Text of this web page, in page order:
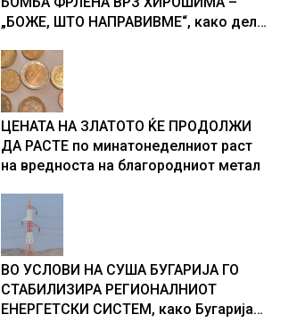
„БОЖЕ, ШТО НАПРАВИВМЕ“, како дел
учесниците во бомбардирањето го
доживуваа овој настан што го
промени текот на историјата
ЦЕНАТА НА ЗЛАТОТО ЌЕ ПРОДОЛЖИ
ДА РАСТЕ по минатонеделниот раст
на вредноста на благородниот метал
ВО УСЛОВИ НА СУША БУГАРИЈА ГО
СТАБИЛИЗИРА РЕГИОНАЛНИОТ
ЕНЕРГЕТСКИ СИСТЕМ, како Бугарија